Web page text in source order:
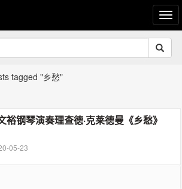
tagged "乡愁"
裕钢琴演奏理查德·克莱德曼《乡愁》
05-23